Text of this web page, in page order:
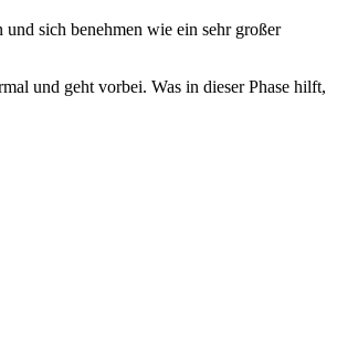
sich benehmen wie ein sehr großer
und geht vorbei. Was in dieser Phase hilft,